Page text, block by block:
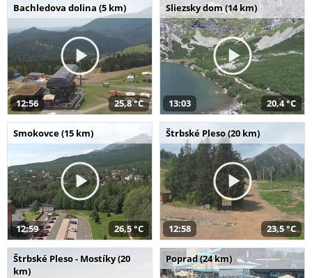
Bachledova dolina (5 km)
12:56 25,8 °C
Sliezsky dom (14 km)
13:03 20,4 °C
Smokovce (15 km)
12:59 26,5 °C
Štrbské Pleso (20 km)
12:58 23,5 °C
Štrbské Pleso - Mostíky (20
km)
Poprad (24 km)